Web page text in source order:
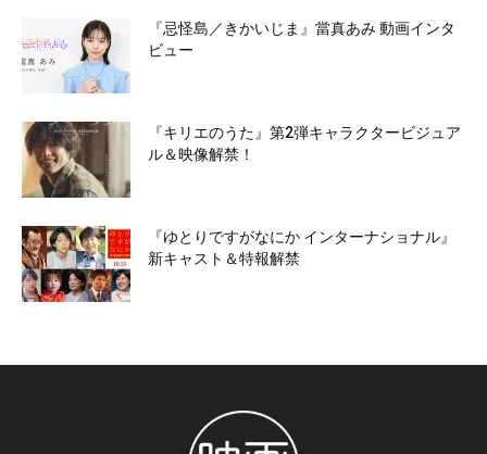
『忌怪島／きかいじま』當真あみ 動画インタ
ビュー
『キリエのうた』第2弾キャラクタービジュア
ル＆映像解禁！
『ゆとりですがなにか インターナショナル』
新キャスト＆特報解禁